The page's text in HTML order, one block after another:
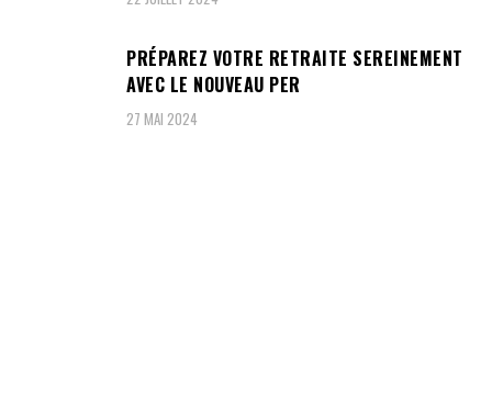
PRÉPAREZ VOTRE RETRAITE SEREINEMENT
AVEC LE NOUVEAU PER
27 MAI 2024